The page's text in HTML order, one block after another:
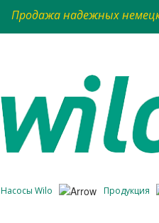
Продажа надежных
Насосы Wilo Продукция